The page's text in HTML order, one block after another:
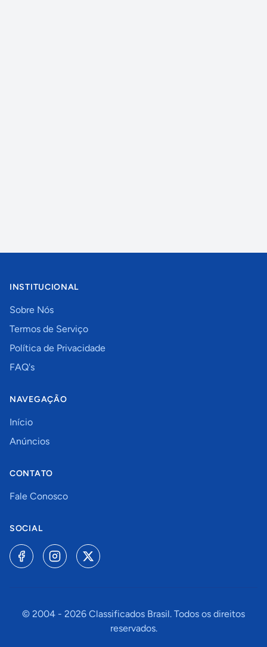
INSTITUCIONAL
Sobre Nós
Termos de Serviço
Política de Privacidade
FAQ's
NAVEGAÇÃO
Início
Anúncios
CONTATO
Fale Conosco
SOCIAL
© 2004 - 2026 Classificados Brasil. Todos os direitos
reservados.